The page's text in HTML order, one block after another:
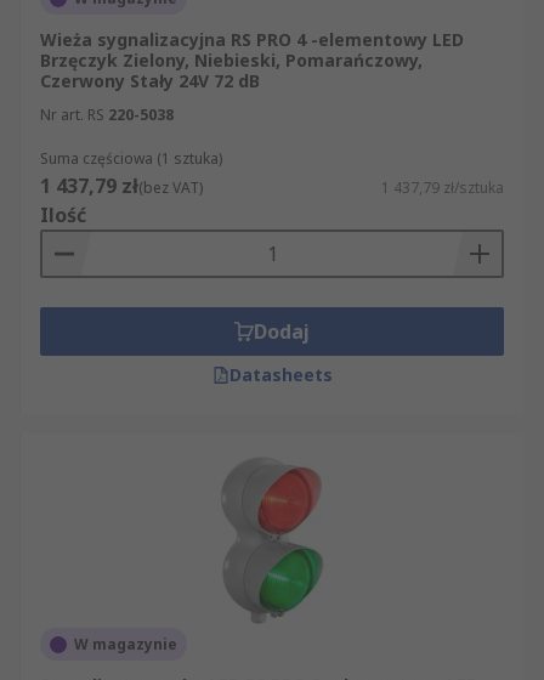
wież sygnalizacyjnych obejmuje warianty wież
obrotowych z jednym lub wieloma światłami,
różne kolory soczewek, różne typy żarówek,
efekty świetlne i dźwiękowe. Ten zakres
wstępnie skonfigurowanych wież obrotowych
obejmuje również wieże, które dają tylko sygnały
wizualne.
Wieża sygnalizacyjna RS PRO 4 -elementowy LED
Brzęczyk Zielony, Niebieski, Pomarańczowy,
Czerwony Stały 24V 72 dB
Nr art. RS 220-5038
Suma częściowa (1 sztuka)
1 437,79 zł(bez VAT) 1 437,79 zł/sztuka
Ilość
Dodaj
Datasheets
W magazynie